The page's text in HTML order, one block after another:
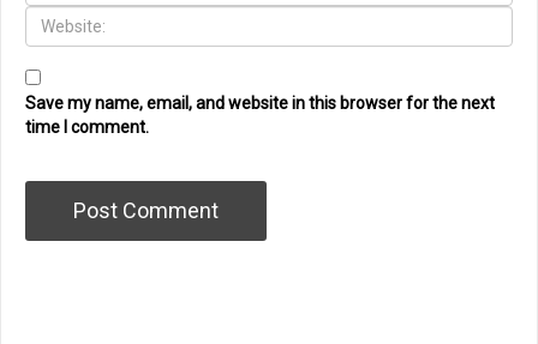
Save my name, email, and website in this browser for the next
time I comment.